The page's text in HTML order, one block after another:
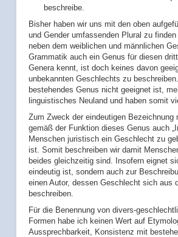
beschreibe.
Bisher haben wir uns mit den oben
und Gender umfassenden Plural zu
neben dem weiblichen und männlichen
Grammatik auch ein Genus für diesen
Genera kennt, ist doch keines davon
unbekannten Geschlechts zu
bestehendes Genus nicht geeignet ist,
linguistisches Neuland und haben somit
Zum Zweck der eindeutigen Bezeichnung
gemäß der Funktion dieses Genus auch
Menschen juristisch ein Geschlecht zu
ist. Somit beschreiben wir damit
beides gleichzeitig sind. Insofern eignet
eindeutig ist, sondern auch zur
einen Autor, dessen Geschlecht sich aus
beschreiben.
Für die Benennung von divers-
Formen habe ich keinen Wert auf
Aussprechbarkeit, Konsistenz mit